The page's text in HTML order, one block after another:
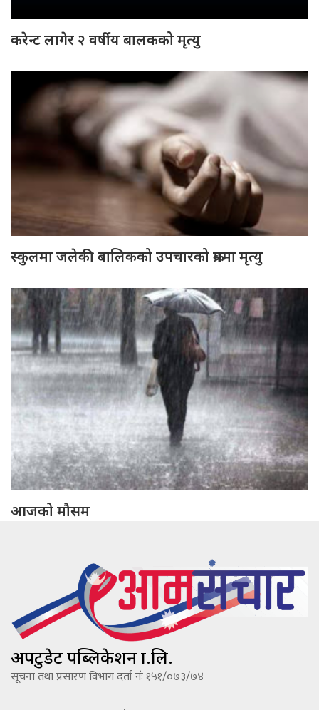
करेन्ट लागेर २ वर्षीय बालकको मृत्यु
स्कुलमा जलेकी बालिकको उपचारको क्रममा मृत्यु
आजको मौसम
अपटुडेट पब्लिकेशन प्रा.लि.
सूचना तथा प्रसारण विभाग दर्ता नंः १५१/०७३/७४